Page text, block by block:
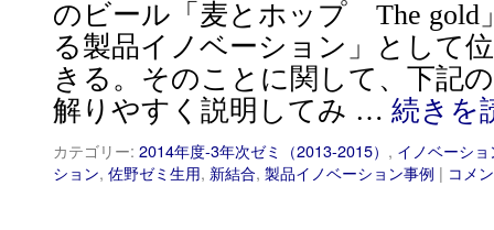
のビール「麦とホップ The gold
る製品イノベーション」として
きる。そのことに関して、下記
解りやすく説明してみ … 続きを
カテゴリー: 2014年度-3年次ゼミ（2013-2015） , イノベーシ
ション, 佐野ゼミ生用, 新結合, 製品イノベーション事例 | コメ